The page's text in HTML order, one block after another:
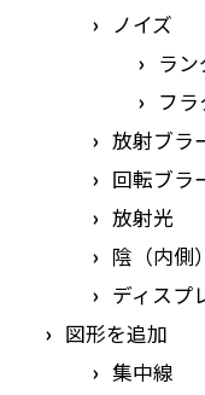
ノイズ
ラ
フ
放射ブラ
回転ブラ
放射光
陰（内側
ディスプ
図形を追加
集中線